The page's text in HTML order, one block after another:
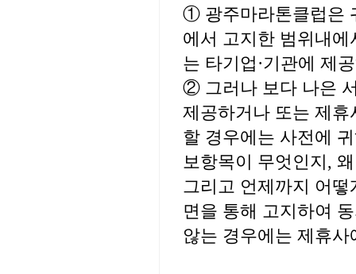
① 광주마라톤클럽은
에서 고지한 범위내
는 타기업·기관에 제
② 그러나 보다 나은
제공하거나 또는 제
할 경우에는 사전에
보항목이 무엇인지,
그리고 언제까지 어
면을 통해 고지하여
않는 경우에는 제휴